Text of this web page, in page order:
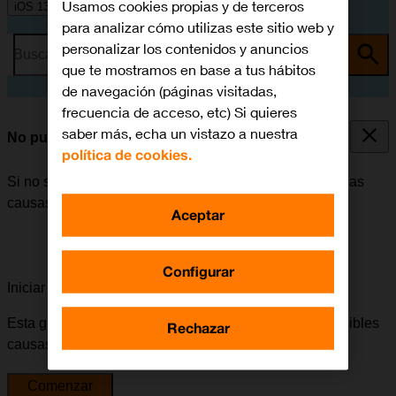
iOS 13.0
Busca por problema o tema
No puedo enviar ni recibir SMS
Si no se puede enviar ni recibir SMS, puede haber varias
causas posibles al problema.
Iniciar la guía para solucionar tu problema
Esta guía te va a conducir a través de una serie de posibles
causas y soluciones al problema.
Comenzar
Usamos cookies propias y de terceros
para analizar cómo utilizas este sitio web y
personalizar los contenidos y anuncios
que te mostramos en base a tus hábitos
de navegación (páginas visitadas,
frecuencia de acceso, etc) Si quieres
saber más, echa un vistazo a nuestra
política de cookies.
Configurar
Rechazar
Aceptar